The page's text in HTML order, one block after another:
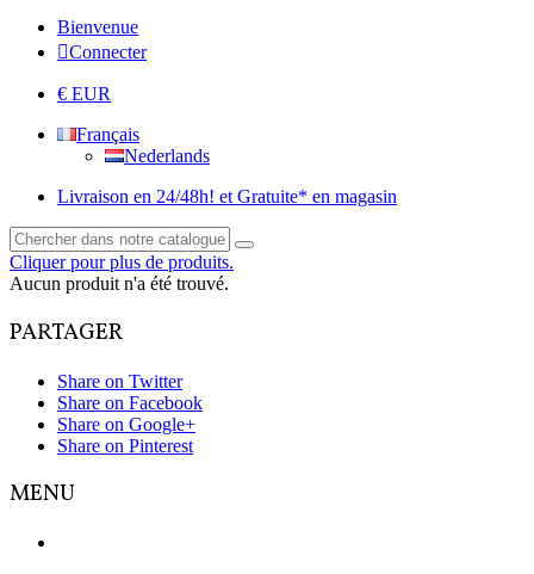
Bienvenue
Connecter
€ EUR
Français
Nederlands
Livraison en 24/48h! et Gratuite* en magasin
Cliquer pour plus de produits.
Aucun produit n'a été trouvé.
PARTAGER
Share on Twitter
Share on Facebook
Share on Google+
Share on Pinterest
MENU